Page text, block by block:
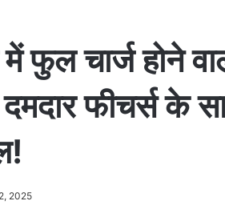
फुल चार्ज होने
फीचर्स के
2025